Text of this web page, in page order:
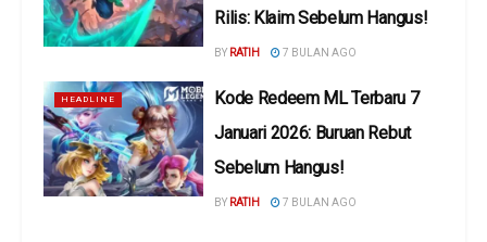
Rilis: Klaim Sebelum Hangus!
BY RATIH 7 BULAN AGO
HEADLINE
Kode Redeem ML Terbaru 7
Januari 2026: Buruan Rebut
Sebelum Hangus!
BY RATIH 7 BULAN AGO